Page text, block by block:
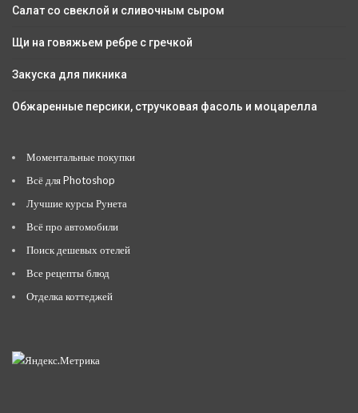
Салат со свеклой и сливочным сыром
Щи на говяжьем ребре с гречкой
Закуска для пикника
Обжаренные персики, стручковая фасоль и моцарелла
Моментальные покупки
Всё для Photoshop
Лучшие курсы Рунета
Всё про автомобили
Поиск дешевых отелей
Все рецепты блюд
Отделка коттеджей